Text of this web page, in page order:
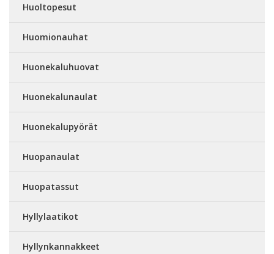
Huoltopesut
Huomionauhat
Huonekaluhuovat
Huonekalunaulat
Huonekalupyörät
Huopanaulat
Huopatassut
Hyllylaatikot
Hyllynkannakkeet